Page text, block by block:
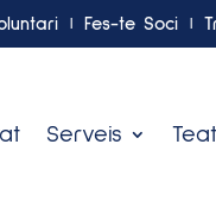
Fes-te Soci
Serveis